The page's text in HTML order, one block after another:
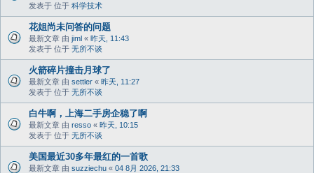
发表于 位于 科学技术
花姐尚未问答的问题
最新文章 由 jiml « 昨天, 11:43
发表于 位于 无所不谈
火箭碎片撞击月球了
最新文章 由 settler « 昨天, 11:27
发表于 位于 无所不谈
白牛啊，上海二手房企稳了啊
最新文章 由 resso « 昨天, 10:15
发表于 位于 无所不谈
美国最近30多年最红的一首歌
最新文章 由 suzziechu « 04 8月 2026, 21:33